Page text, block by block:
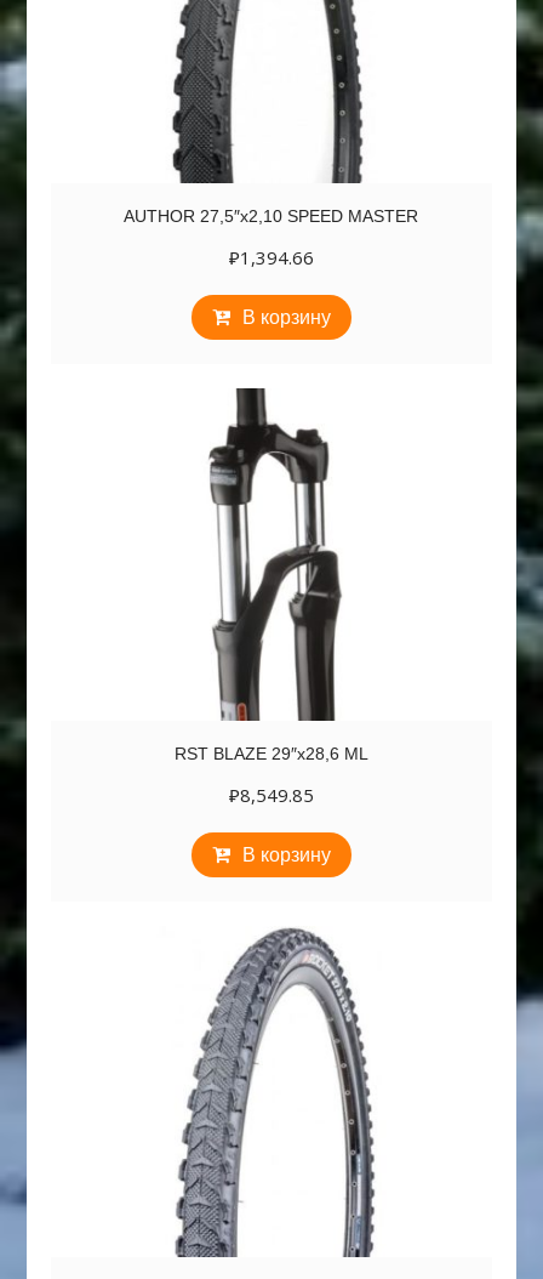
AUTHOR 27,5″х2,10 SPEED MASTER
₽1,394.66
В корзину
RST BLAZE 29″х28,6 ML
₽8,549.85
В корзину